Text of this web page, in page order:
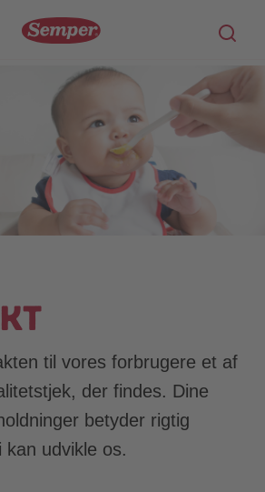
til vores forbrugere et af
der findes. Dine
betyder rigtig
udvikle os.